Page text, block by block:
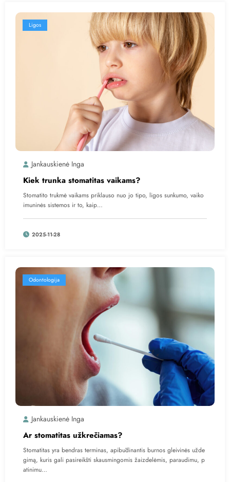
Ligos
Jankauskienė Inga
Kiek trunka stomatitas vaikams?
Stomatito trukmė vaikams priklauso nuo jo tipo, ligos sunkumo, vaiko
imuninės sistemos ir to, kaip…
2025-11-28
Odontologija
Jankauskienė Inga
Ar stomatitas užkrečiamas?
Stomatitas yra bendras terminas, apibūdinantis burnos gleivinės užde
gimą, kuris gali pasireikšti skausmingomis žaizdelėmis, paraudimu, p
atinimu…